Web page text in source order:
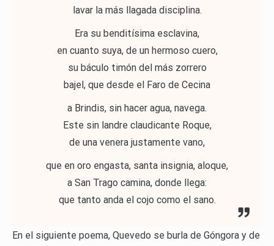
lavar la más llagada disciplina.
Era su benditísima esclavina,
en cuanto suya, de un hermoso cuero,
su báculo timón del más zorrero
bajel, que desde el Faro de Cecina
a Brindis, sin hacer agua, navega.
Este sin landre claudicante Roque,
de una venera justamente vano,
que en oro engasta, santa insignia, aloque,
a San Trago camina, donde llega:
que tanto anda el cojo como el sano.
En el siguiente poema, Quevedo se burla de Góngora y de